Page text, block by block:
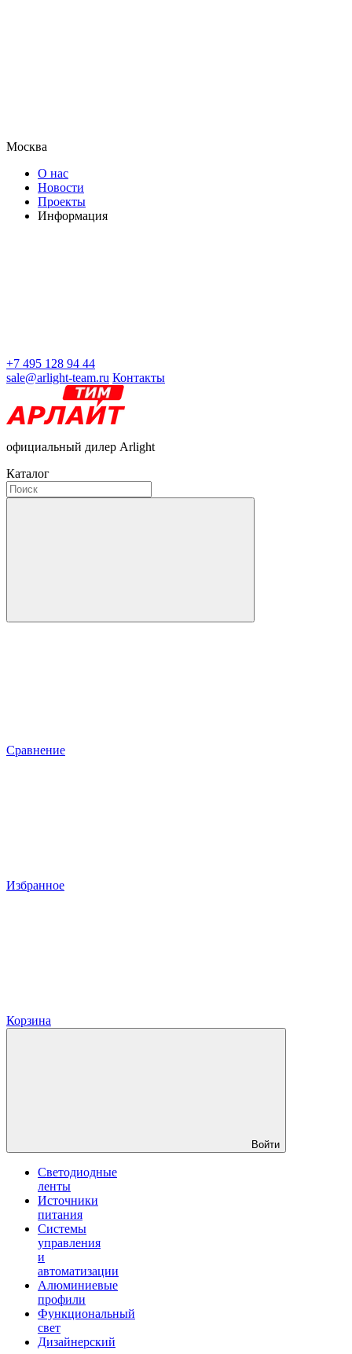
Москва
О нас
Новости
Проекты
Информация
+7 495 128 94 44
sale@arlight-team.ru Контакты
официальный дилер Arlight
Каталог
Сравнение
Избранное
Корзина
Войти
Светодиодные
ленты
Источники
питания
Системы
управления
и
автоматизации
Алюминиевые
профили
Функциональный
свет
Дизайнерский